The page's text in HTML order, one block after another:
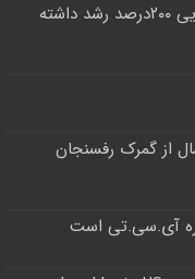
توسعه روابط تجاری ایران با کشورهای آسیایی ۲۰۰درصد رشد داشته
تولیدی یک کارخانه پس از ۳ سال از گمرک رفسنجان
آی.سی.تی است